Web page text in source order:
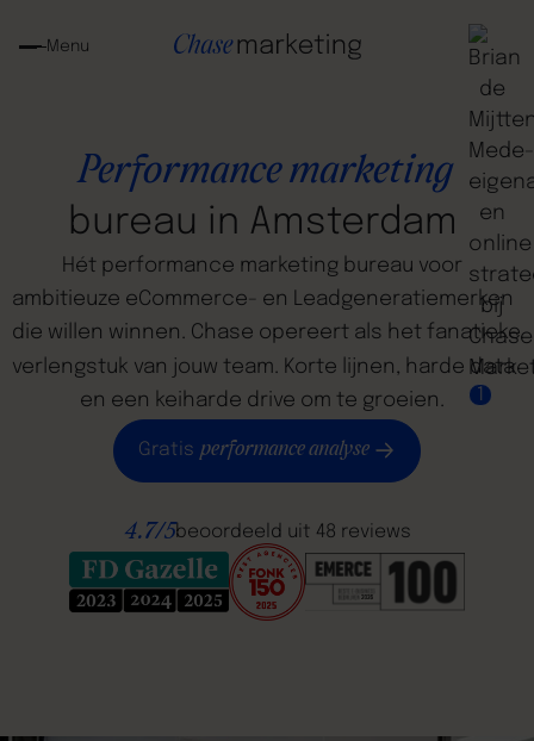
Menu
1
Performance marketing
bureau in Amsterdam
Hét performance marketing bureau voor
ambitieuze eCommerce- en Leadgeneratiemerken
die willen winnen. Chase opereert als het fanatieke
verlengstuk van jouw team. Korte lijnen, harde data
en een keiharde drive om te groeien.
Gratis performance analyse
4.7/5beoordeeld uit 48 reviews